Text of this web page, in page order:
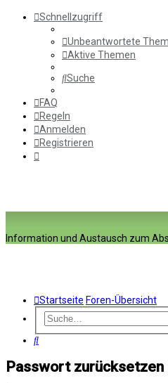
Schnellzugriff
Unbeantwortete
Aktive Themen
Suche
FAQ
Regeln
Anmelden
Registrieren
Information und Austausch zum
Startseite Foren-Übersicht
Suche
Passwort zurücksetzen